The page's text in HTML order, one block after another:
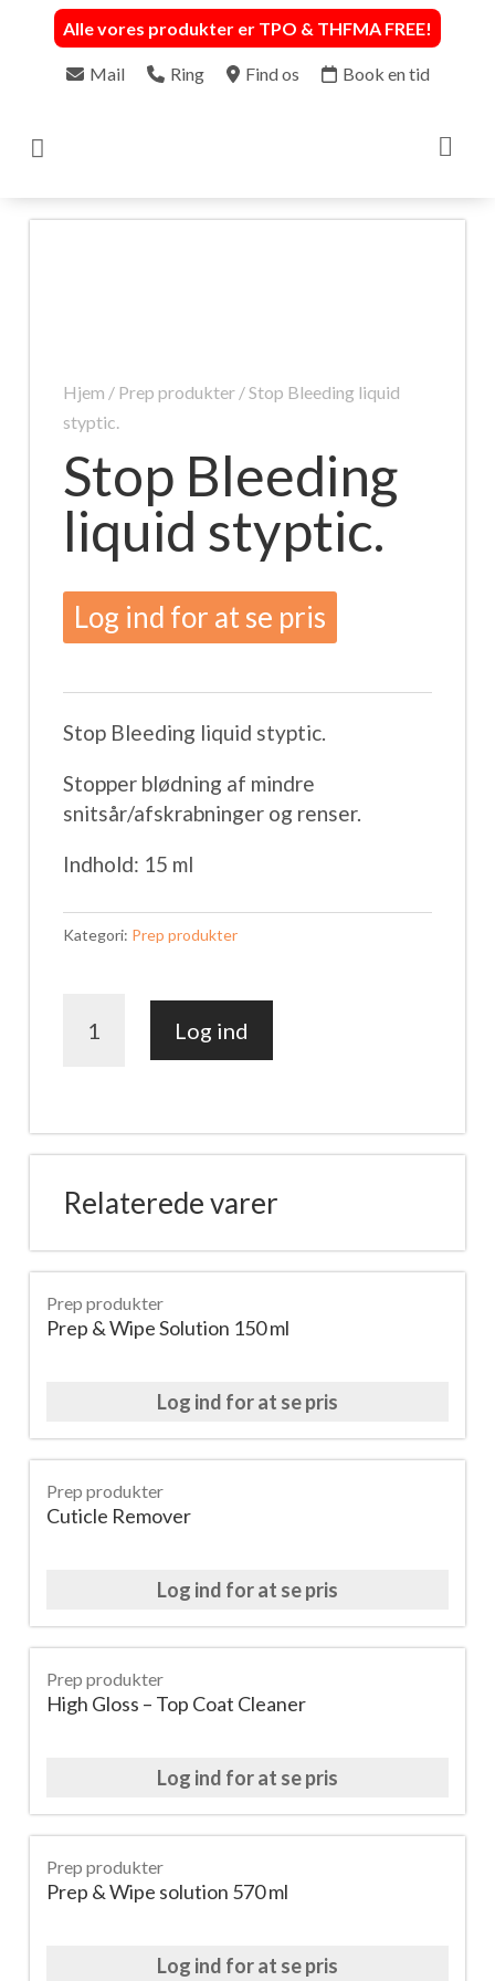
Alle vores produkter er TPO & THFMA FREE!
Mail Ring Find os Book en tid

Hjem / Prep produkter/ Stop Bleeding liquid
styptic.
Stop Bleeding
liquid styptic.
Log ind for at se pris
Stop Bleeding liquid styptic.
Stopper blødning af mindre
snitsår/afskrabninger og renser.
Indhold: 15 ml
Kategori: Prep produkter
Bleeding
Log ind
Relaterede varer
Prep produkter
Prep & Wipe Solution 150 ml
Log ind for at se pris
Prep produkter
Cuticle Remover
Log ind for at se pris
Prep produkter
High Gloss – Top Coat Cleaner
Log ind for at se pris
Prep produkter
Prep & Wipe solution 570 ml
Log ind for at se pris